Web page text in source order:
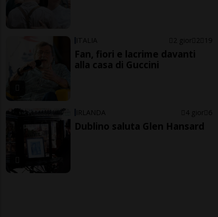
ITALIA 2 gior 2 19
Fan, fiori e lacrime davanti
alla casa di Guccini
IRLANDA 4 gior 6
Dublino saluta Glen Hansard